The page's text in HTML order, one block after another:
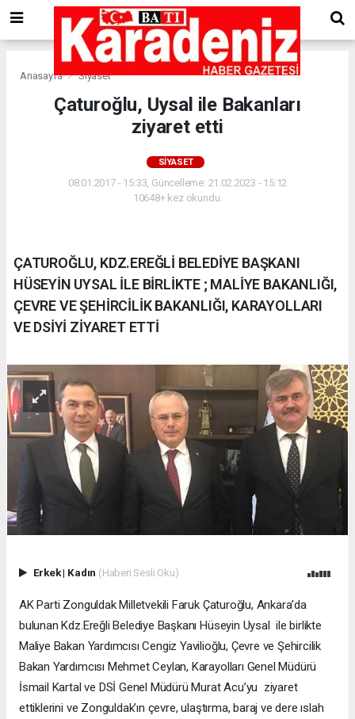
Anasayfa Siyaset
Çaturoğlu, Uysal ile Bakanları
ziyaret etti
SIYASET
08.01.2017 - 15:33, Güncelleme: 21.02.2023 - 15:12
10648+ kez okundu.
ÇATUROĞLU, KDZ.EREĞLİ BELEDİYE BAŞKANI
HÜSEYİN UYSAL İLE BİRLİKTE ; MALİYE BAKANLIĞI,
ÇEVRE VE ŞEHİRCİLİK BAKANLIĞI, KARAYOLLARI
VE DSİYİ ZİYARET ETTİ
Erkek| Kadın (Haberi Sesli Oku)
AK Parti Zonguldak Milletvekili Faruk Çaturoğlu, Ankara’da
bulunan Kdz.Ereğli Belediye Başkanı Hüseyin Uysal ile birlikte
Maliye Bakan Yardımcısı Cengiz Yavilioğlu, Çevre ve Şehircilik
Bakan Yardımcısı Mehmet Ceylan, Karayolları Genel Müdürü
İsmail Kartal ve DSİ Genel Müdürü Murat Acu’yu ziyaret
ettiklerini ve Zonguldak’ın çevre, ulaştırma, baraj ve dere ıslah